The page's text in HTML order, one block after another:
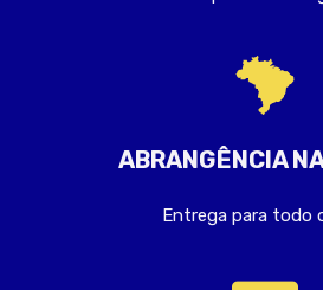
ABRANGÊNCIA
Entrega para todo